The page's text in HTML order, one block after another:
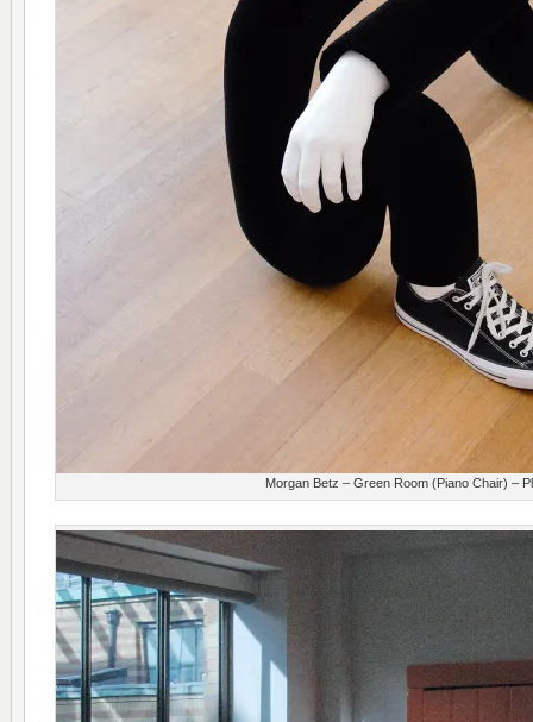
Morgan Betz – Green Room (Piano Chair) –